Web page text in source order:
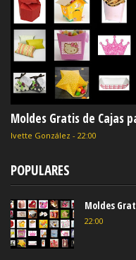
Moldes Gratis de Cajas
Ivette González - 22:00
POPULARES
Moldes
22:00